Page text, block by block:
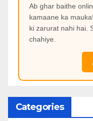
Ab ghar baithe
kamaane ka
ki zarurat nahi hai.
chahiye.
Categories